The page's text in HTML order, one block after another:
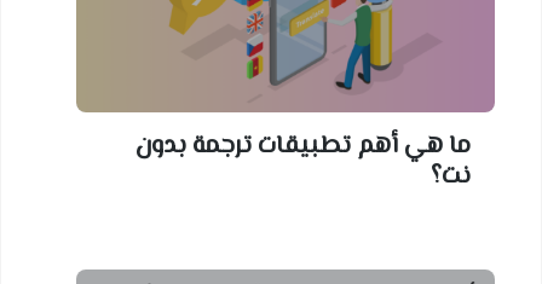
ما هي أهم تطبيقات ترجمة بدون
نت؟